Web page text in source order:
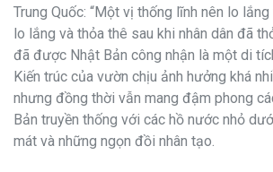
Trung Quốc: “Một vị thống lĩnh nên lo
lo lắng và thỏa thê sau khi nhân dân đã
đã được Nhật Bản công nhận là một di
Kiến trúc của vườn chịu ảnh hưởng khá
nhưng đồng thời vẫn mang đậm phong
Bản truyền thống với các hồ nước nhỏ
mát và những ngọn đồi nhân tạo.